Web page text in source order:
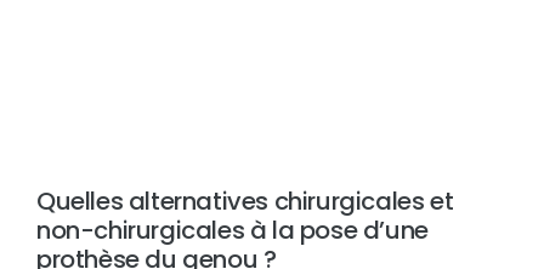
Quelles alternatives chirurgicales et
non-chirurgicales à la pose d’une
prothèse du genou ?